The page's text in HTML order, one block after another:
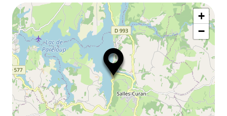
et
ou
+
−